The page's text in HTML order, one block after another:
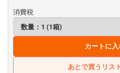
消費税
カートに入
あとで買うリス